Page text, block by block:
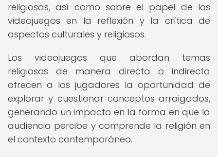
religiosas, así como sobre el papel de los
videojuegos en la reflexión y la crítica de
aspectos culturales y religiosos.
Los videojuegos que abordan temas
religiosos de manera directa o indirecta
ofrecen a los jugadores la oportunidad de
explorar y cuestionar conceptos arraigados,
generando un impacto en la forma en que la
audiencia percibe y comprende la religión en
el contexto contemporáneo.